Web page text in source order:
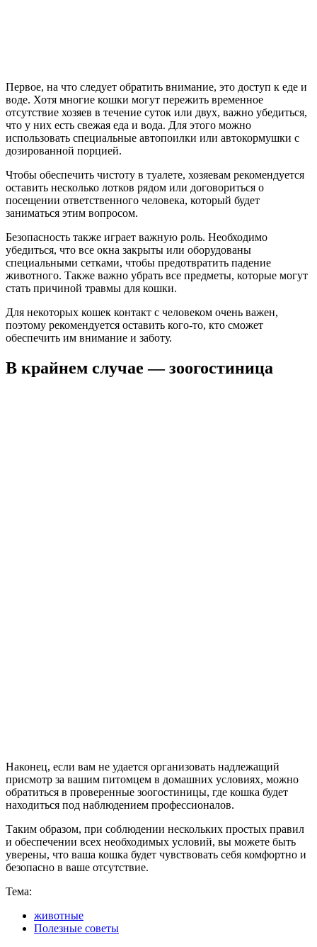
Первое, на что следует обратить внимание, это доступ к еде и
воде. Хотя многие кошки могут пережить временное
отсутствие хозяев в течение суток или двух, важно убедиться,
что у них есть свежая еда и вода. Для этого можно
использовать специальные автопоилки или автокормушки с
дозированной порцией.
Чтобы обеспечить чистоту в туалете, хозяевам рекомендуется
оставить несколько лотков рядом или договориться о
посещении ответственного человека, который будет
заниматься этим вопросом.
Безопасность также играет важную роль. Необходимо
убедиться, что все окна закрыты или оборудованы
специальными сетками, чтобы предотвратить падение
животного. Также важно убрать все предметы, которые могут
стать причиной травмы для кошки.
Для некоторых кошек контакт с человеком очень важен,
поэтому рекомендуется оставить кого-то, кто сможет
обеспечить им внимание и заботу.
В крайнем случае — зоогостиница
Наконец, если вам не удается организовать надлежащий
присмотр за вашим питомцем в домашних условиях, можно
обратиться в проверенные зоогостиницы, где кошка будет
находиться под наблюдением профессионалов.
Таким образом, при соблюдении нескольких простых правил
и обеспечении всех необходимых условий, вы можете быть
уверены, что ваша кошка будет чувствовать себя комфортно и
безопасно в ваше отсутствие.
Тема:
животные
Полезные советы